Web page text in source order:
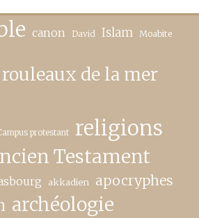
canon David Islam Moabite
de la mer
protestant religions
Testament
akkadien apocryphes
archéologie